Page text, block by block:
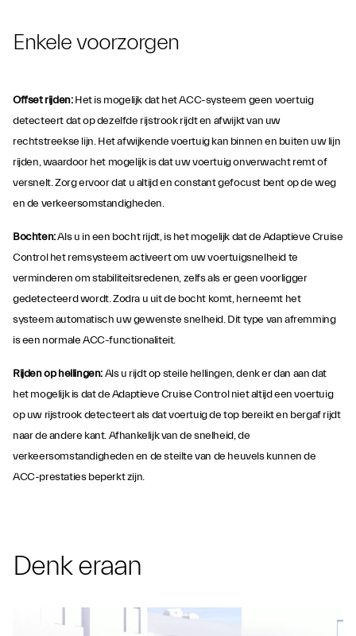
Enkele voorzorgen
Offset rijden:Het is mogelijk dat het ACC-systeem geen voertuig
detecteert dat op dezelfde rijstrook rijdt en afwijkt van uw
rechtstreekse lijn. Het afwijkende voertuig kan binnen en buiten uw lijn
rijden, waardoor het mogelijk is dat uw voertuig onverwacht remt of
versnelt. Zorg ervoor dat u altijd en constant gefocust bent op de weg
en de verkeersomstandigheden.
Bochten:Als u in een bocht rijdt, is het mogelijk dat de Adaptieve Cruise
Control het remsysteem activeert om uw voertuigsnelheid te
verminderen om stabiliteitsredenen, zelfs als er geen voorligger
gedetecteerd wordt. Zodra u uit de bocht komt, herneemt het
systeem automatisch uw gewenste snelheid. Dit type van afremming
is een normale ACC-functionaliteit.
Rijden op hellingen:Als u rijdt op steile hellingen, denk er dan aan dat
het mogelijk is dat de Adaptieve Cruise Control niet altijd een voertuig
op uw rijstrook detecteert als dat voertuig de top bereikt en bergaf rijdt
naar de andere kant. Afhankelijk van de snelheid, de
verkeersomstandigheden en de steilte van de heuvels kunnen de
ACC-prestaties beperkt zijn.
Denk eraan